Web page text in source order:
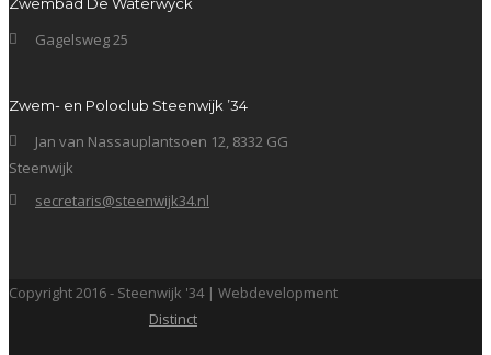
Zwembad De Waterwyck
Gagelsweg 25
Zwem- en Poloclub Steenwijk ’34
Jan van Nassauplantsoen 12, 8332 GG
Steenwijk
secretaris@steenwijk34.nl
Copyright 2016 - Steenwijk '34 | Webdevelopment
Distinct